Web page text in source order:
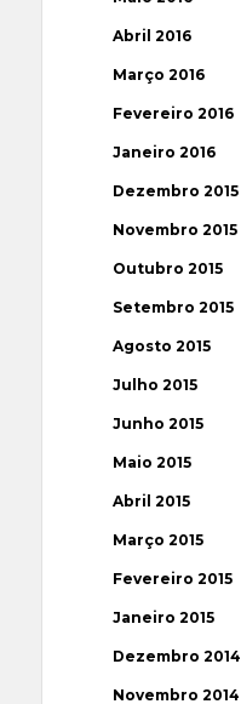
Abril 2016
Março 2016
Fevereiro 2016
Janeiro 2016
Dezembro 2015
Novembro 2015
Outubro 2015
Setembro 2015
Agosto 2015
Julho 2015
Junho 2015
Maio 2015
Abril 2015
Março 2015
Fevereiro 2015
Janeiro 2015
Dezembro 2014
Novembro 2014